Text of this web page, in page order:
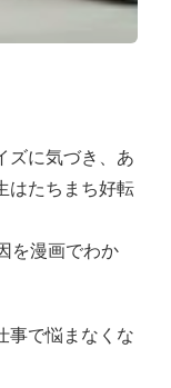
ズに気づき、あ
はたちまち好転
を漫画でわか
で悩まなくな